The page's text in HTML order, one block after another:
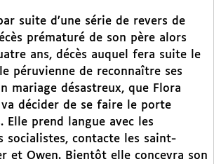
suite d’une série de revers de
prématuré de son père alors
ans, décès auquel fera suite le
péruvienne de reconnaître ses
mariage désastreux, que Flora
décider de se faire le porte
Elle prend langue avec les
socialistes, contacte les saint-
et Owen. Bientôt elle concevra son